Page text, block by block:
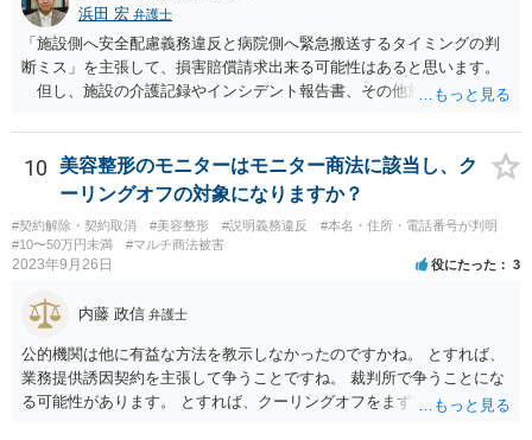
浜田 宏 弁護士
「施設側へ安全配慮義務違反と病院側へ緊急搬送するタイミングの判
断ミス」を主張して、損害賠償請求出来る可能性はあると思います。
但し、施設の介護記録やインシデント報告書、その他施設内で作成
れているのであれば消防の記録等を調査してみなければ、裁判で勝て
る可能性があるかどうかまでは判断できません。これはどの介護事
故・医療事故でも同様です。 一度弁護士にご相談の上、まずは調査
事件として依頼された方が良いと思います。
10
美容整形のモニターはモニター商法に該当し、ク
ーリングオフの対象になりますか？
#契約解除・契約取消 #美容整形 #説明義務違反
#本名・住所・電話番号が判明
#10〜50万円未満
#マルチ商法被害
2023年9月26日 役にたった 3
内藤 政信 弁護士
公的機関は他に有益な方法を教示しなかったのですかね。 とすれば、
業務提供誘因契約を主張して争うことですね。 裁判所で争うことにな
る可能性があります。 とすれば、クーリングオフをまず実行すること